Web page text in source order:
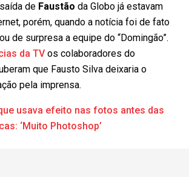
de Faustão da Globo já estavam
porém, quando a notícia foi de fato
de surpresa a equipe do “Domingão”.
da TV os colaboradores do
que Fausto Silva deixaria o
pela imprensa.
usava efeito nas fotos antes das
‘Muito Photoshop’